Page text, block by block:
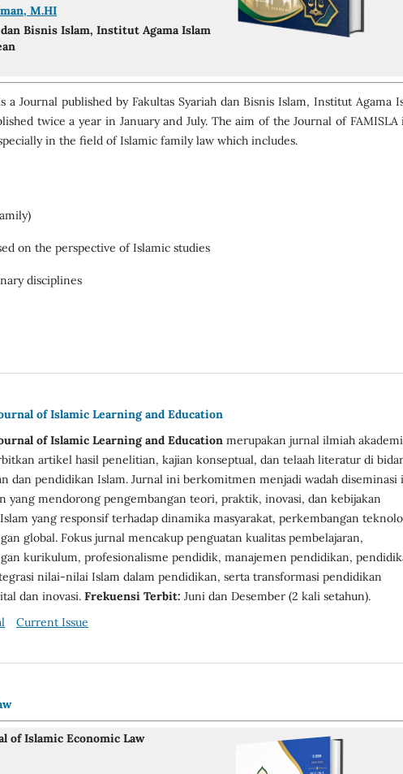
M.HI
Bisnis Islam, Institut Agama Islam
a Journal published by Fakultas Syariah dan Bisnis Islam, Institut Agama
twice a year in January and July. The aim of the Journal of FAMISLA
in the field of Islamic family law which includes.
on the perspective of Islamic studies
disciplines
of Islamic Learning and Education
of Islamic Learning and Education merupakan jurnal ilmiah
artikel hasil penelitian, kajian konseptual, dan telaah literatur di
dan pendidikan Islam. Jurnal ini berkomitmen menjadi wadah diseminasi
yang mendorong pengembangan teori, praktik, inovasi, dan kebijakan
yang responsif terhadap dinamika masyarakat, perkembangan
global. Fokus jurnal mencakup penguatan kualitas pembelajaran,
kurikulum, profesionalisme pendidik, manajemen pendidikan,
nilai-nilai Islam dalam pendidikan, serta transformasi pendidikan
dan inovasi. Frekuensi Terbit: Juni dan Desember (2 kali setahun).
Current Issue
of Islamic Economic Law